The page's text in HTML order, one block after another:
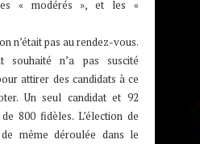
« modérés », et les «
n’était pas au rendez-vous.
souhaité n’a pas suscité
attirer des candidats à ce
Un seul candidat et 92
800 fidèles. L’élection de
même déroulée dans le